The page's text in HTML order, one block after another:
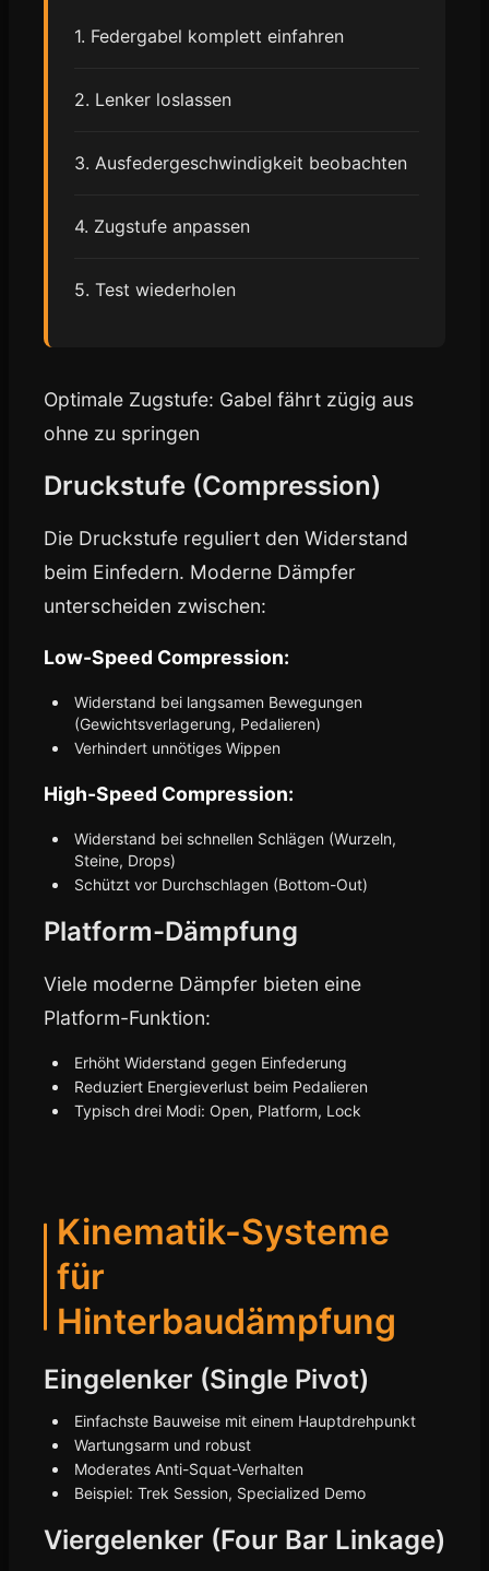
1. Federgabel komplett einfahren
2. Lenker loslassen
3. Ausfedergeschwindigkeit beobachten
4. Zugstufe anpassen
5. Test wiederholen
Optimale Zugstufe: Gabel fährt zügig aus
ohne zu springen
Druckstufe (Compression)
Die Druckstufe reguliert den Widerstand
beim Einfedern. Moderne Dämpfer
unterscheiden zwischen:
Low-Speed Compression:
Widerstand bei langsamen Bewegungen
(Gewichtsverlagerung, Pedalieren)
Verhindert unnötiges Wippen
High-Speed Compression:
Widerstand bei schnellen Schlägen (Wurzeln,
Steine, Drops)
Schützt vor Durchschlagen (Bottom-Out)
Platform-Dämpfung
Viele moderne Dämpfer bieten eine
Platform-Funktion:
Erhöht Widerstand gegen Einfederung
Reduziert Energieverlust beim Pedalieren
Typisch drei Modi: Open, Platform, Lock
Kinematik-Systeme
für
Hinterbaudämpfung
Eingelenker (Single Pivot)
Einfachste Bauweise mit einem Hauptdrehpunkt
Wartungsarm und robust
Moderates Anti-Squat-Verhalten
Beispiel: Trek Session, Specialized Demo
Viergelenker (Four Bar Linkage)